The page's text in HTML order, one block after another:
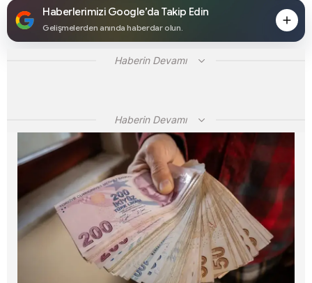
Haberlerimizi Google’da Takip Edin
Gelişmelerden anında haberdar olun.
Haberin Devamı
Haberin Devamı